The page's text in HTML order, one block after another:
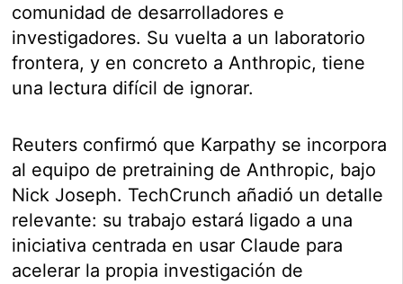
comunidad de desarrolladores e
investigadores. Su vuelta a un laboratorio
frontera, y en concreto a Anthropic, tiene
una lectura difícil de ignorar.
Reuters confirmó que Karpathy se incorpora
al equipo de pretraining de Anthropic, bajo
Nick Joseph. TechCrunch añadió un detalle
relevante: su trabajo estará ligado a una
iniciativa centrada en usar Claude para
acelerar la propia investigación de